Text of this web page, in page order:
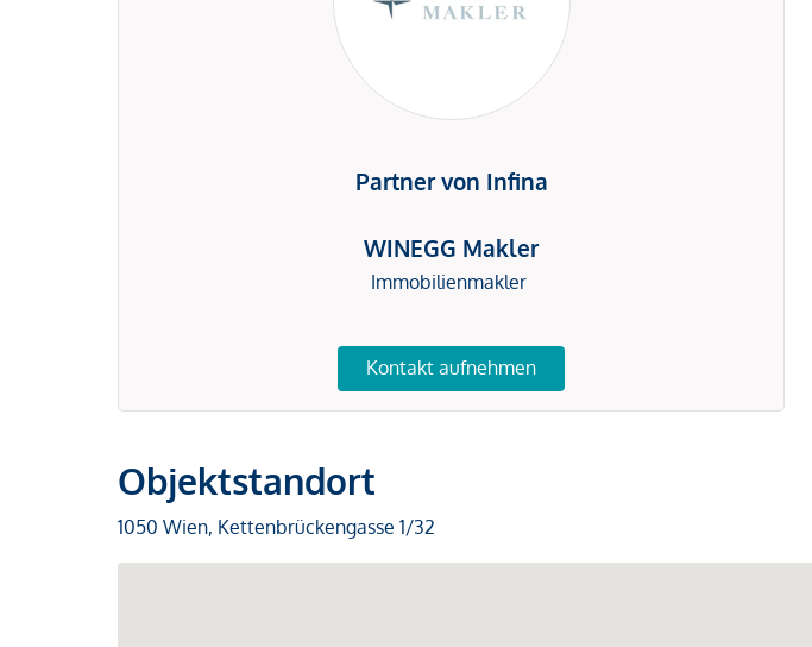
Partner von Infina
WINEGG Makler
Immobilienmakler
Kontakt aufnehmen
Objektstandort
1050 Wien, Kettenbrückengasse 1/32